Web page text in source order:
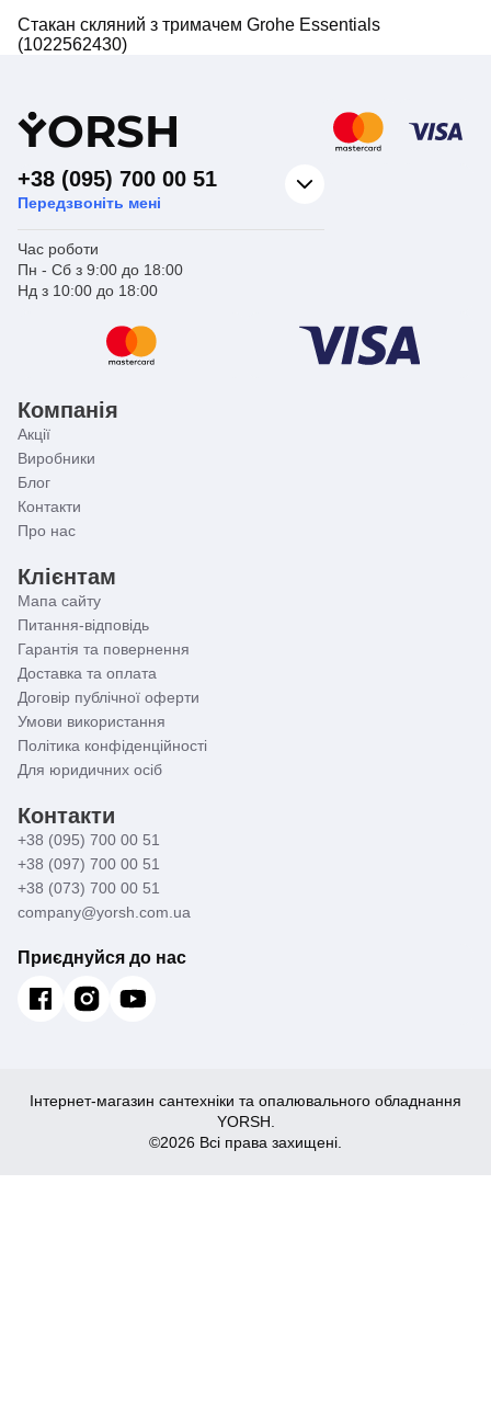
Стакан скляний з тримачем Grohe Essentials
(1022562430)
YORSH
+38 (095) 700 00 51
Передзвоніть мені
Час роботи
Пн - Сб з 9:00 до 18:00
Нд з 10:00 до 18:00
Компанія
Акції
Виробники
Блог
Контакти
Про нас
Клієнтам
Мапа сайту
Питання-відповідь
Гарантія та повернення
Доставка та оплата
Договір публічної оферти
Умови використання
Політика конфіденційності
Для юридичних осіб
Контакти
+38 (095) 700 00 51
+38 (097) 700 00 51
+38 (073) 700 00 51
company@yorsh.com.ua
Приєднуйся до нас
Інтернет-магазин сантехніки та опалювального обладнання
YORSH.
©2026 Всі права захищені.